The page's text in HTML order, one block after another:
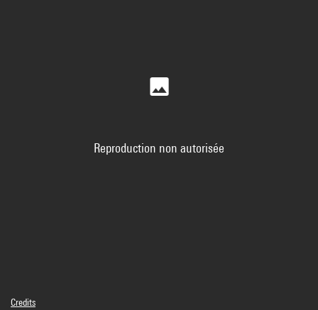
Reproduction non autorisée
Credits